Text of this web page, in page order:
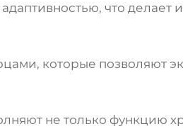
что
которые позволяют
не только функцию